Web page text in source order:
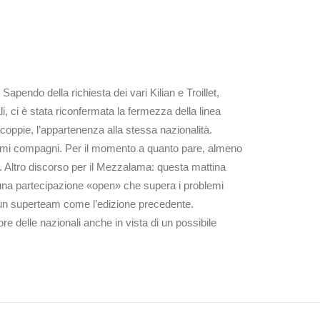
della richiesta dei vari Kilian e Troillet,
ci è stata riconfermata la fermezza della linea
l’appartenenza alla stessa nazionalità.
compagni. Per il momento a quanto pare, almeno
discorso per il Mezzalama: questa mattina
partecipazione «open» che supera i problemi
superteam come l’edizione precedente.
delle nazionali anche in vista di un possibile